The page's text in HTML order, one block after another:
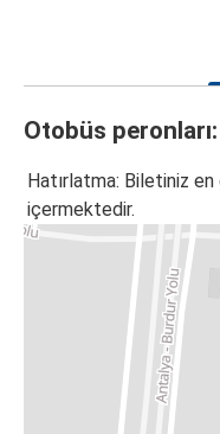
Otobüs
Hatırlatma: Biletiniz
içermektedir.